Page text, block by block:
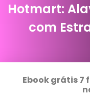
Hotmart:
com
Ebook grátis 7